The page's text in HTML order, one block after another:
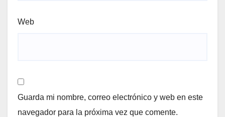
Web
Guarda mi nombre, correo electrónico y web en este
navegador para la próxima vez que comente.